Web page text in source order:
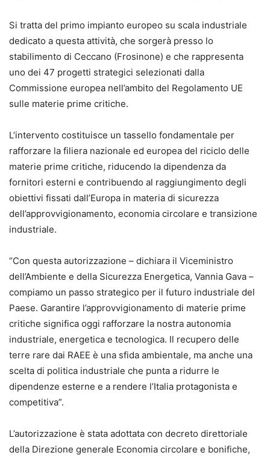
Si tratta del primo impianto europeo su scala industriale
dedicato a questa attività, che sorgerà presso lo
stabilimento di Ceccano (Frosinone) e che rappresenta
uno dei 47 progetti strategici selezionati dalla
Commissione europea nell’ambito del Regolamento UE
sulle materie prime critiche.
L’intervento costituisce un tassello fondamentale per
rafforzare la filiera nazionale ed europea del riciclo delle
materie prime critiche, riducendo la dipendenza da
fornitori esterni e contribuendo al raggiungimento degli
obiettivi fissati dall’Europa in materia di sicurezza
dell’approvvigionamento, economia circolare e transizione
industriale.
“Con questa autorizzazione – dichiara il Viceministro
dell’Ambiente e della Sicurezza Energetica, Vannia Gava –
compiamo un passo strategico per il futuro industriale del
Paese. Garantire l’approvvigionamento di materie prime
critiche significa oggi rafforzare la nostra autonomia
industriale, energetica e tecnologica. Il recupero delle
terre rare dai RAEE è una sfida ambientale, ma anche una
scelta di politica industriale che punta a ridurre le
dipendenze esterne e a rendere l’Italia protagonista e
competitiva”.
L’autorizzazione è stata adottata con decreto direttoriale
della Direzione generale Economia circolare e bonifiche,